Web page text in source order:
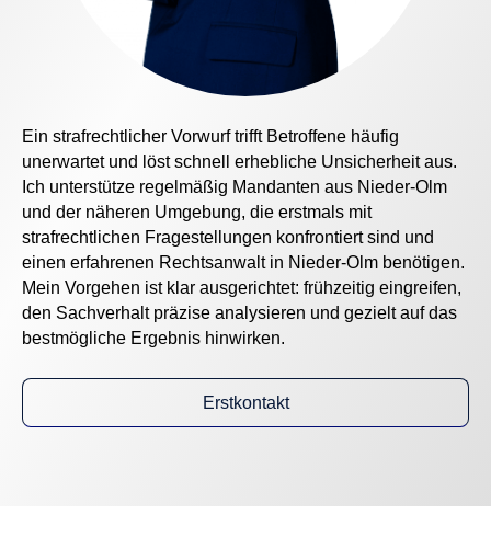
Ein strafrechtlicher Vorwurf trifft Betroffene häufig
unerwartet und löst schnell erhebliche Unsicherheit aus.
Ich unterstütze regelmäßig Mandanten aus Nieder-Olm
und der näheren Umgebung, die erstmals mit
strafrechtlichen Fragestellungen konfrontiert sind und
einen erfahrenen Rechtsanwalt in Nieder-Olm benötigen.
Mein Vorgehen ist klar ausgerichtet: frühzeitig eingreifen,
den Sachverhalt präzise analysieren und gezielt auf das
bestmögliche Ergebnis hinwirken.
Erstkontakt